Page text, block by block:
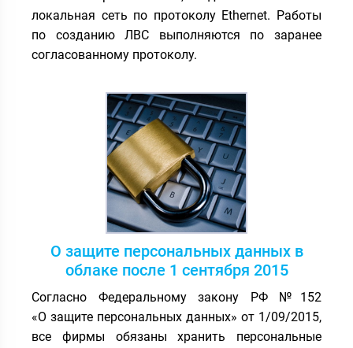
локальная сеть по протоколу Ethernet. Работы
по созданию ЛВС выполняются по заранее
согласованному протоколу.
О защите персональных данных в
облаке после 1 сентября 2015
Согласно Федеральному закону РФ №152
«О защите персональных данных» от 1/09/2015,
все фирмы обязаны хранить персональные